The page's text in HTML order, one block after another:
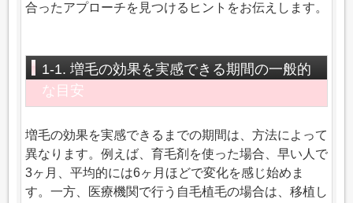
合ったアプローチを見つけるヒントをお伝えします。
1-1. 増毛の効果を実感できる期間の一般的
な目安
増毛の効果を実感できるまでの期間は、方法によって
異なります。例えば、育毛剤を使った場合、早い人で
3ヶ月、平均的には6ヶ月ほどで変化を感じ始めま
す。一方、医療機関で行う自毛植毛の場合は、移植し